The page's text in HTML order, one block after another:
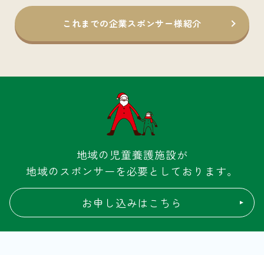
これまでの企業スポンサー様紹介
地域の児童養護施設が
地域のスポンサーを必要としております。
お申し込みはこちら